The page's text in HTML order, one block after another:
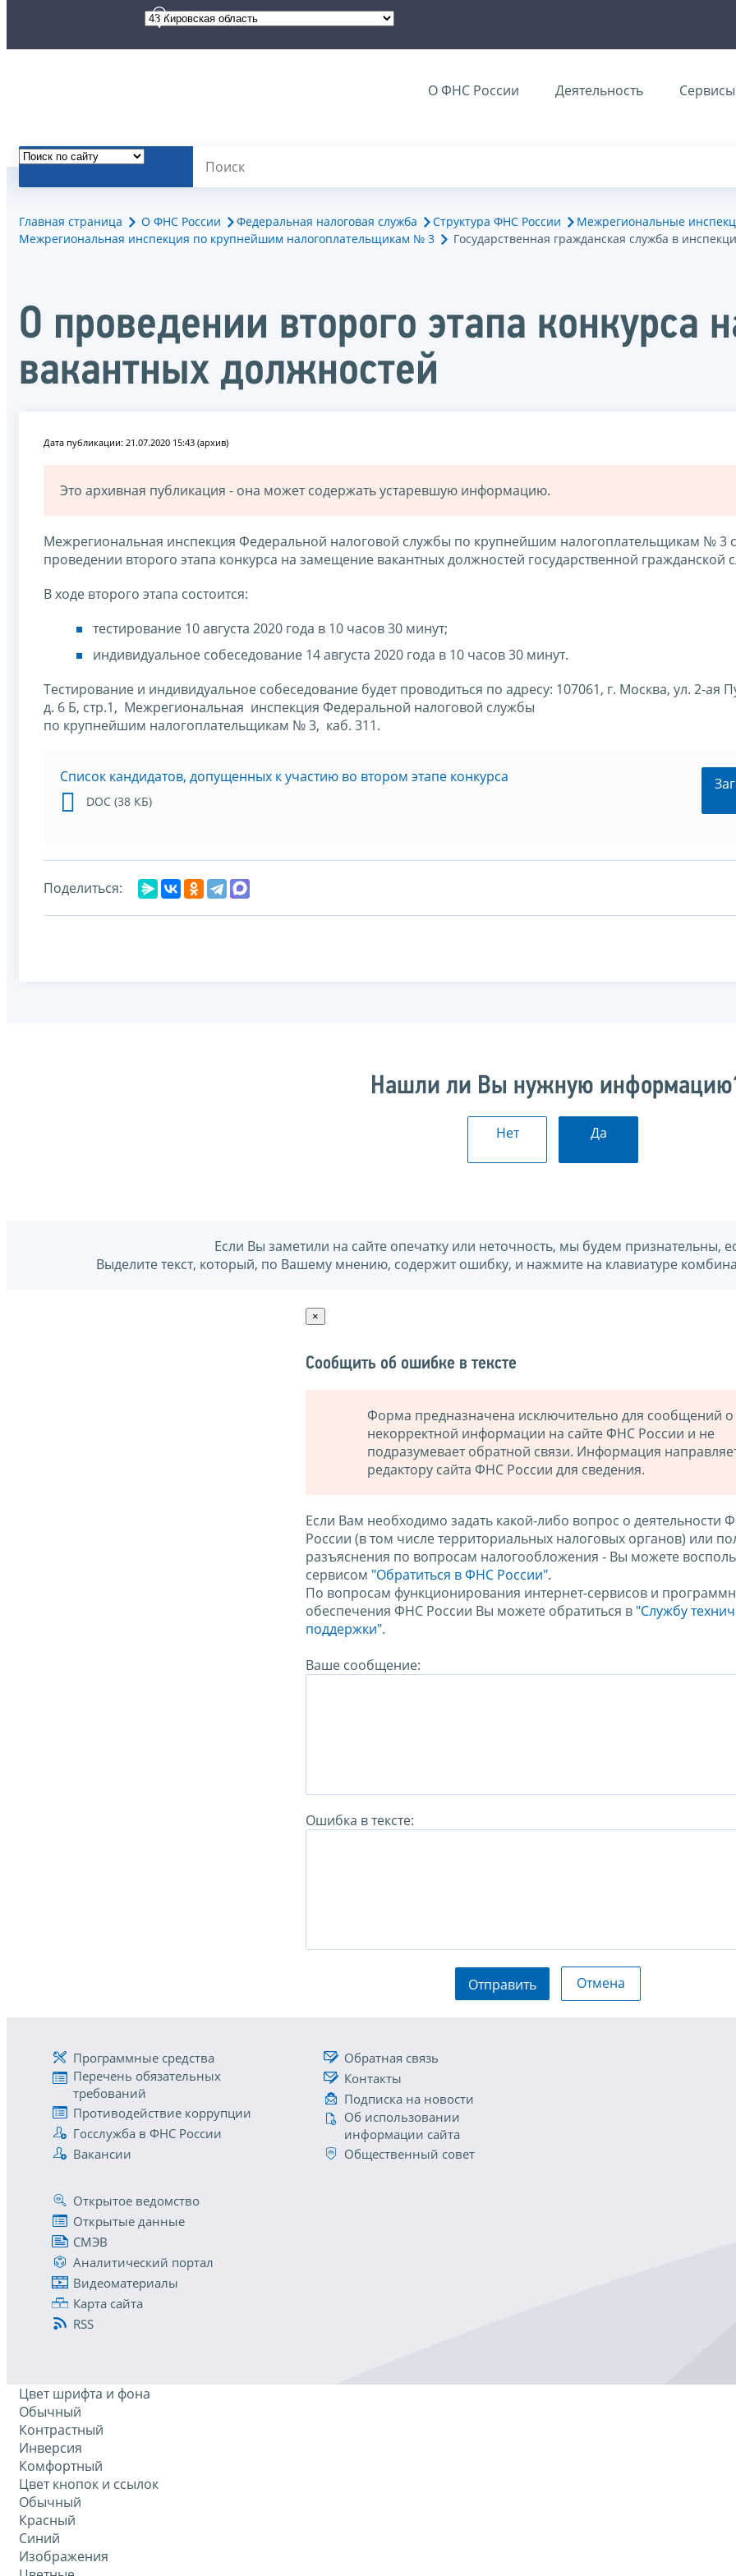
О ФНС России Деятельность Сервисы
Главная страница О ФНС России Федеральная налоговая служба Структура ФНС России
Межрегиональные
Межрегиональная инспекция по крупнейшим налогоплательщикам № 3
Государственная гражданская служба в
О проведении второго этапа конкурса
вакантных должностей
Дата публикации: 21.07.2020 15:43 (архив)
Это архивная публикация - она может содержать устаревшую информацию.
Межрегиональная инспекция Федеральной налоговой службы по крупнейшим налогоплательщикам № 3
проведении второго этапа конкурса на замещение вакантных должностей государственной гражданской
В ходе второго этапа состоится:
тестирование 10 августа 2020 года в 10 часов 30 минут;
индивидуальное собеседование 14 августа 2020 года в 10 часов 30 минут.
Тестирование и индивидуальное собеседование будет проводиться по адресу: 107061, г. Москва, ул. 2-ая
д. 6 Б, стр.1, Межрегиональная инспекция Федеральной налоговой службы
по крупнейшим налогоплательщикам № 3, каб. 311.
Список кандидатов, допущенных к участию во втором этапе конкурса
DOC (38 КБ)
Поделиться:
Нашли ли Вы нужную
Нет Да
Если Вы заметили на сайте опечатку или неточность, мы будем признательны,
Выделите текст, который, по Вашему мнению, содержит ошибку, и нажмите на клавиатуре
×
Сообщить об ошибке в тексте
Форма предназначена исключительно для сообщений о
некорректной информации на сайте ФНС России и не
подразумевает обратной связи. Информация
редактору сайта ФНС России для сведения.
Если Вам необходимо задать какой-либо вопрос о деятельности
России (в том числе территориальных налоговых органов) или
разъяснения по вопросам налогообложения - Вы можете
сервисом "Обратиться в ФНС России".
По вопросам функционирования интернет-сервисов и
обеспечения ФНС России Вы можете обратиться в "Службу
поддержки".
Ваше сообщение:
Ошибка в тексте:
Отправить Отмена
Программные средства
Перечень обязательных
требований
Противодействие коррупции
Госслужба в ФНС России
Вакансии
Обратная связь
Контакты
Подписка на новости
Об использовании
информации сайта
Общественный совет
Открытое ведомство
Открытые данные
СМЭВ
Аналитический портал
Видеоматериалы
Карта сайта
RSS
Цвет шрифта и фона
Обычный
Контрастный
Инверсия
Комфортный
Цвет кнопок и ссылок
Обычный
Красный
Синий
Изображения